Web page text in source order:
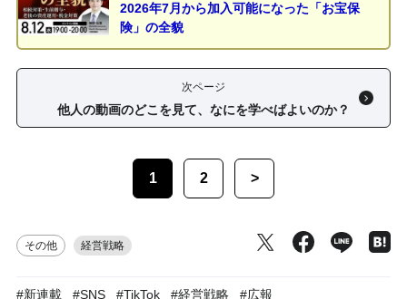
2026年7月から加入可能になった「お宝保
険」の全貌
次ページ
他人の動画のどこを見て、なにを学べばよいのか？
1 2 >
その他 経営戦略
#新連載 #SNS #TikTok #経営戦略 #広報